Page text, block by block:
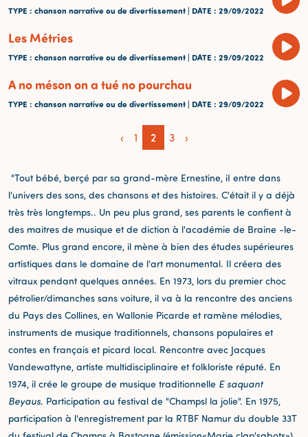
TYPE : chanson narrative ou de divertissement | DATE : 29/09/2022
Les Métries
TYPE : chanson narrative ou de divertissement | DATE : 29/09/2022
A no méson on a tué no pourchau
TYPE : chanson narrative ou de divertissement | DATE : 29/09/2022
‹ 1 2 3 ›
"Tout bébé, berçé par sa grand-mère Ernestine, iI entre dans
l'univers des sons, des chansons et des histoires. C'était il y a déjà
très très longtemps.. Un peu plus grand, ses parents le confient à
des maitres de musique et de diction à l'académie de Braine -le-
Comte. Plus grand encore, il mène à bien des études supérieures
artistiques dans le domaine de l'art monumental. Il créera des
vitraux pendant quelques années. En 1973, lors du premier choc
pétrolier/dimanches sans voiture, il va à la rencontre des anciens
du Pays des Collines, en Wallonie Picarde et ramène mélodies,
instruments de musique traditionnels, chansons populaires et
contes en français et picard local. Rencontre avec Jacques
Vandewattyne, artiste multidisciplinaire et folkloriste réputé. En
1974, il crée le groupe de musique traditionnelle E saquant
Beyaus. Participation au festival de "Champsl la jolie". En 1975,
participation à l'enregistrement par la RTBF Namur du double 33T